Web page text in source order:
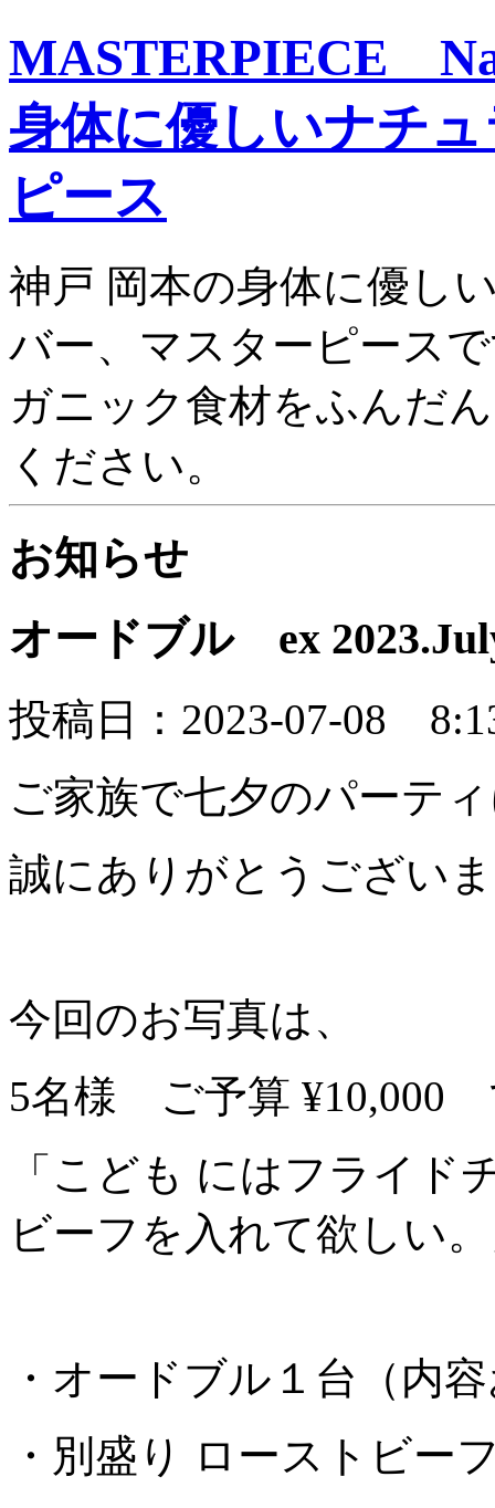
MASTERPIECE
身体に優しいナチ
ピース
神戸 岡本の身体に優し
バー、マスターピース
ガニック食材をふんだ
ください。
お知らせ
オードブル ex
投稿日：2023-07-08
ご家族で七夕のパーテ
誠にありがとうござい
今回のお写真は、
5名様 ご予算 ¥10,000
「こども にはフライド
ビーフを入れて欲しい
・オードブル１台（内
・別盛り ローストビー